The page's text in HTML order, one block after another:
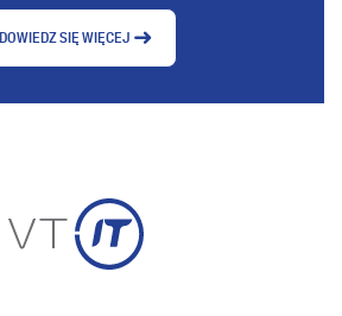
DOWIEDZ SIĘ WIĘCEJ